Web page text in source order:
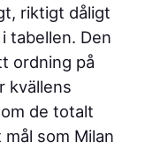
riktigt dåligt
tabellen. Den
ordning på
kvällens
de totalt
som Milan